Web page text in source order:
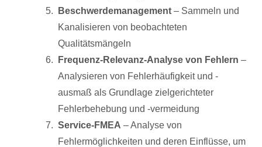
Beschwerdemanagement – Sammeln und
Kanalisieren von beobachteten
Qualitätsmängeln
Frequenz-Relevanz-Analyse von Fehlern –
Analysieren von Fehlerhäufigkeit und -
ausmaß als Grundlage zielgerichteter
Fehlerbehebung und -vermeidung
Service-FMEA – Analyse von
Fehlermöglichkeiten und deren Einflüsse, um